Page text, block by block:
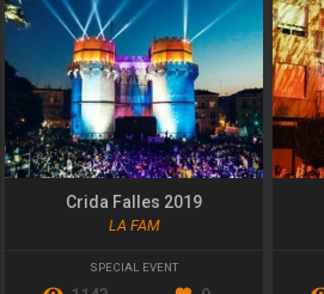
Crida Falles 2019
LA FAM
SPECIAL EVENT